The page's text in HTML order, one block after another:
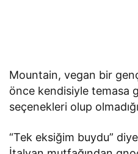
Mountain, vegan bir
önce kendisiyle temasa
seçenekleri olup
“Tek eksiğim buydu”